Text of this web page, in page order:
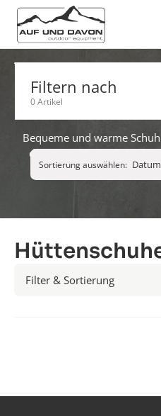
Bequeme und warme
der Hütte. Perfekt für
langen
Filter & Sortierung
Filtern nach
0Artikel
Sortierung auswählen: